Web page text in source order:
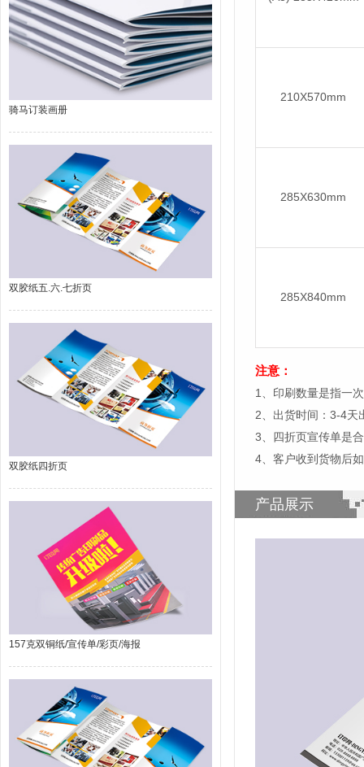
骑马订装画册
双胶纸五.六.七折页
双胶纸四折页
157克双铜纸/宣传单/彩页/海报
210X570mm
285X630mm
285X840mm
注意：
1、印刷数量是指一
2、出货时间：3-4天
3、四折页宣传单是
4、客户收到货物后
产品展示